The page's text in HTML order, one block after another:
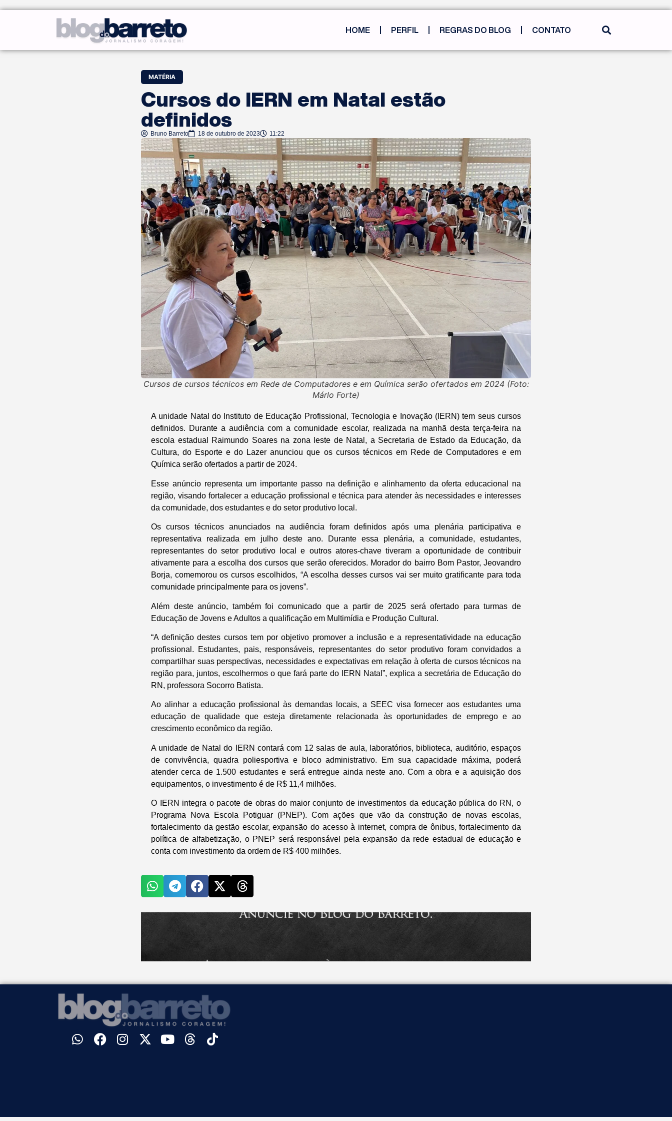
HOME PERFIL REGRAS DO BLOG CONTATO
MATÉRIA
Cursos do IERN em Natal estão
definidos
Bruno Barreto 18 de outubro de 2023 11:22
Cursos de cursos técnicos em Rede de Computadores e em Química serão ofertados em 2024 (Foto:
Márlo Forte)
A unidade Natal do Instituto de Educação Profissional, Tecnologia e Inovação (IERN) tem seus cursos
definidos. Durante a audiência com a comunidade escolar, realizada na manhã desta terça-feira na
escola estadual Raimundo Soares na zona leste de Natal, a Secretaria de Estado da Educação, da
Cultura, do Esporte e do Lazer anunciou que os cursos técnicos em Rede de Computadores e em
Química serão ofertados a partir de 2024.
Esse anúncio representa um importante passo na definição e alinhamento da oferta educacional na
região, visando fortalecer a educação profissional e técnica para atender às necessidades e interesses
da comunidade, dos estudantes e do setor produtivo local.
Os cursos técnicos anunciados na audiência foram definidos após uma plenária participativa e
representativa realizada em julho deste ano. Durante essa plenária, a comunidade, estudantes,
representantes do setor produtivo local e outros atores-chave tiveram a oportunidade de contribuir
ativamente para a escolha dos cursos que serão oferecidos. Morador do bairro Bom Pastor, Jeovandro
Borja, comemorou os cursos escolhidos, “A escolha desses cursos vai ser muito gratificante para toda
comunidade principalmente para os jovens”.
Além deste anúncio, também foi comunicado que a partir de 2025 será ofertado para turmas de
Educação de Jovens e Adultos a qualificação em Multimídia e Produção Cultural.
“A definição destes cursos tem por objetivo promover a inclusão e a representatividade na educação
profissional. Estudantes, pais, responsáveis, representantes do setor produtivo foram convidados a
compartilhar suas perspectivas, necessidades e expectativas em relação à oferta de cursos técnicos na
região para, juntos, escolhermos o que fará parte do IERN Natal”, explica a secretária de Educação do
RN, professora Socorro Batista.
Ao alinhar a educação profissional às demandas locais, a SEEC visa fornecer aos estudantes uma
educação de qualidade que esteja diretamente relacionada às oportunidades de emprego e ao
crescimento econômico da região.
A unidade de Natal do IERN contará com 12 salas de aula, laboratórios, biblioteca, auditório, espaços
de convivência, quadra poliesportiva e bloco administrativo. Em sua capacidade máxima, poderá
atender cerca de 1.500 estudantes e será entregue ainda neste ano. Com a obra e a aquisição dos
equipamentos, o investimento é de R$ 11,4 milhões.
O IERN integra o pacote de obras do maior conjunto de investimentos da educação pública do RN, o
Programa Nova Escola Potiguar (PNEP). Com ações que vão da construção de novas escolas,
fortalecimento da gestão escolar, expansão do acesso à internet, compra de ônibus, fortalecimento da
política de alfabetização, o PNEP será responsável pela expansão da rede estadual de educação e
conta com investimento da ordem de R$ 400 milhões.